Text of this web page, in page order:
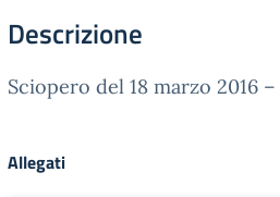
Descrizione
Sciopero del 18 marzo 2016
Allegati